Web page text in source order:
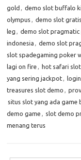
gold , demo slot buffalo
olympus , demo slot
leg , demo slot pragmatic
indonesia , demo slot
slot spadegaming poker
lagi on fire , hot safari
yang sering jackpot,
treasures slot demo ,
situs slot yang ada game
demo game , slot demo
menang terus